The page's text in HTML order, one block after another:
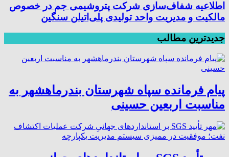
اطلاعیه شفاف‌سازی شرکت پتروشیمی جم در خصوص
مالکیت و مدیریت واحد تولیدی پلی‌اتیلن سنگین
جدیدترین مطالب
پیام فرمانده سپاه شهرستان بندرماهشهر به
مناسبت اربعین حسینی